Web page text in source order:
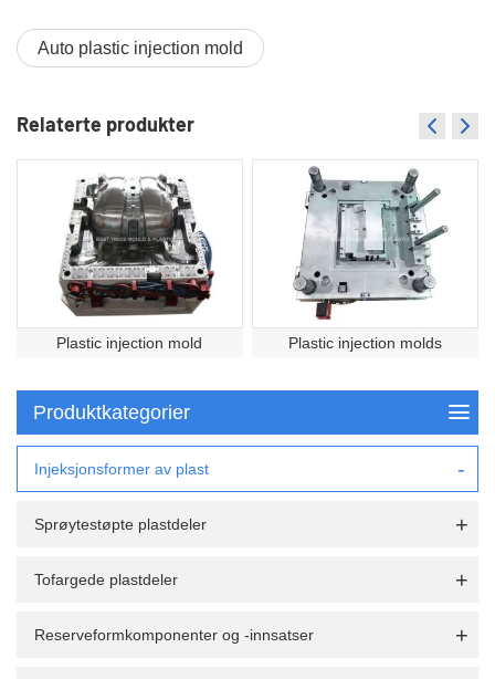
Auto plastic injection mold
Relaterte produkter
Plastic injection mold Plastic injection molds
Produktkategorier
Injeksjonsformer av plast
Sprøytestøpte plastdeler
Tofargede plastdeler
Reserveformkomponenter og -innsatser